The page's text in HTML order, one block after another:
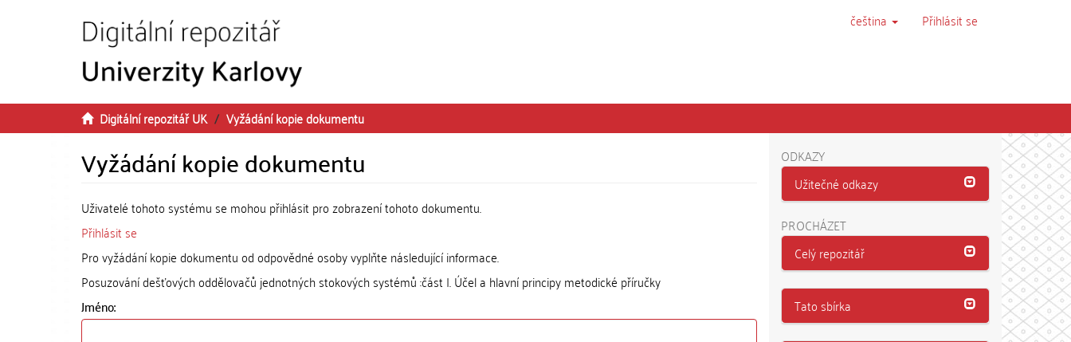
čeština Přihlásit se
Digitální repozitář UK Vyžádání kopie dokumentu
Vyžádání kopie dokumentu
Uživatelé tohoto systému se mohou přihlásit pro zobrazení tohoto dokumentu.
Přihlásit se
Pro vyžádání kopie dokumentu od odpovědné osoby vyplňte následující informace.
Posuzování dešťových oddělovačů jednotných stokových systémů :část I. Účel a hlavní principy metodické příručky
Jméno:
ODKAZY
Užitečné odkazy
PROCHÁZET
Celý repozitář
Tato sbírka